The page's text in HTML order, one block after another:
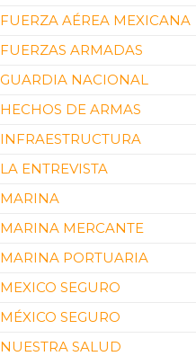
FUERZA AÉREA MEXICANA
FUERZAS ARMADAS
GUARDIA NACIONAL
HECHOS DE ARMAS
INFRAESTRUCTURA
LA ENTREVISTA
MARINA
MARINA MERCANTE
MARINA PORTUARIA
MEXICO SEGURO
MÉXICO SEGURO
NUESTRA SALUD